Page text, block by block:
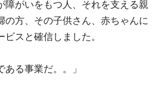
障がいをもつ人、それを支える親
の方、その子供さん、赤ちゃんに
ビスと確信しました。
ある事業だ。。」